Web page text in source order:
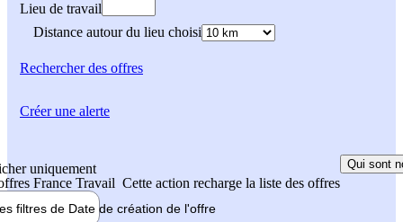
Lieu de travail
Distance autour du lieu choisi
Rechercherdes offres
uniquement
France Travail Cette action recharge la liste des offres
Qui sont
filtres de Date de création de l'offre
Créer une alerte